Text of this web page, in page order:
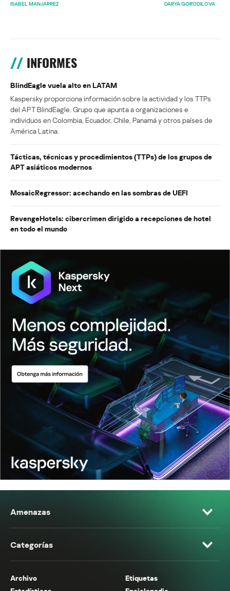
ISABEL MANJARREZ
DARYA GORODILOVA
INFORMES
BlindEagle vuela alto en LATAM
Kaspersky proporciona información sobre la actividad y los TTPs
del APT BlindEagle. Grupo que apunta a organizaciones e
individuos en Colombia, Ecuador, Chile, Panamá y otros países de
América Latina.
Tácticas, técnicas y procedimientos (TTPs) de los grupos de
APT asiáticos modernos
MosaicRegressor: acechando en las sombras de UEFI
RevengeHotels: cibercrimen dirigido a recepciones de hotel
en todo el mundo
Amenazas
Categorías
Archivo
Etiquetas